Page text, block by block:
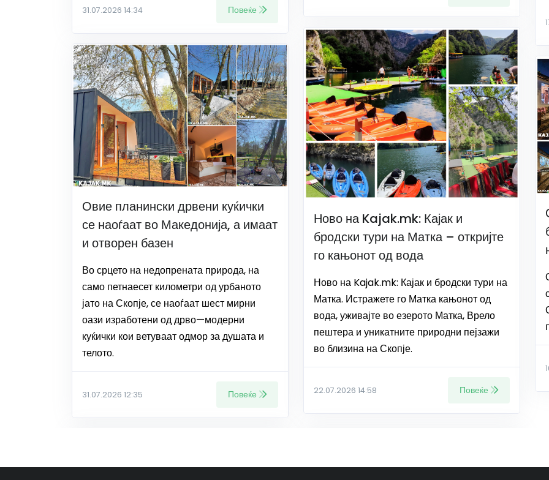
31.07.2026 14:34 Повеќе
Овие планински дрвени куќички
се наоѓаат во Македонија, а имаат
и отворен базен
Во срцето на недопрената природа, на
само петнаесет километри од урбаното
јато на Скопје, се наоѓаат шест мирни
оази изработени од дрво—модерни
куќички кои ветуваат одмор за душата и
телото.
31.07.2026 12:35 Повеќе
Ново на Kajak.mk: Кајак и
бродски тури на Матка – откријте
го кањонот од вода
Ново на Kajak.mk: Кајак и бродски тури на
Матка. Истражете го Матка кањонот од
вода, уживајте во езерото Матка, Врело
пештера и уникатните природни пејзажи
во близина на Скопје.
22.07.2026 14:58 Повеќе